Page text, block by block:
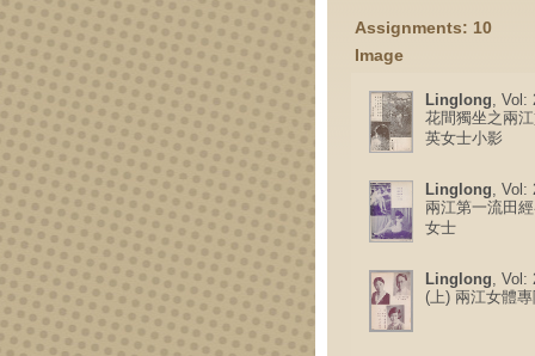
Assignments: 10
Image
Linglong, Vol:
花間獨坐之兩
英女士小影
Linglong, Vol:
兩江第一流田
女士
Linglong, Vol:
(上) 兩江女體